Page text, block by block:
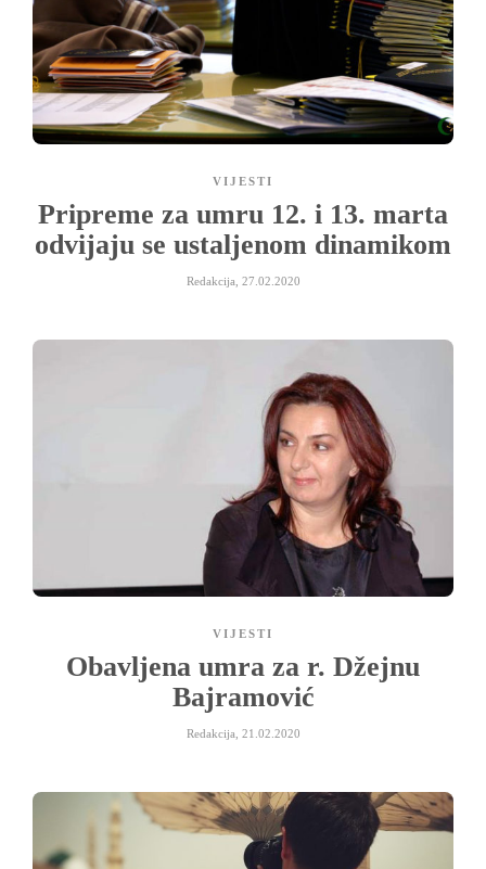
VIJESTI
Pripreme za umru 12. i 13. marta
odvijaju se ustaljenom dinamikom
Redakcija 27.02.2020
VIJESTI
Obavljena umra za r. Džejnu
Bajramović
Redakcija 21.02.2020